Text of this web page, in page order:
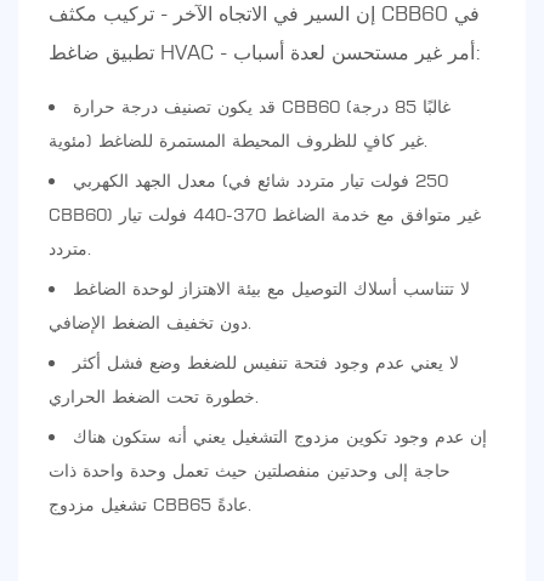
إن السير في الاتجاه الآخر - تركيب مكثف CBB60 في
تطبيق ضاغط HVAC - أمر غير مستحسن لعدة أسباب:
قد يكون تصنيف درجة حرارة CBB60 (غالبًا 85 درجة
معدل الجهد الكهربي (250 فولت تيار متردد شائع في
CBB60) غير متوافق مع خدمة الضاغط 370-440 فولت تيار
لا تتناسب أسلاك التوصيل مع بيئة الاهتزاز لوحدة الضاغط
لا يعني عدم وجود فتحة تنفيس للضغط وضع فشل أكثر
إن عدم وجود تكوين مزدوج التشغيل يعني أنه ستكون هناك
حاجة إلى وحدتين منفصلتين حيث تعمل وحدة واحدة ذات